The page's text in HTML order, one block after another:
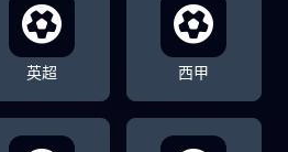
英超 西甲